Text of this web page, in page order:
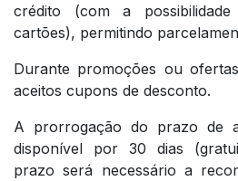
crédito (com a
cartões), permitindo
Durante promoções ou
aceitos cupons de desconto.
A prorrogação do prazo de
disponível por 30 dias
prazo será necessário a